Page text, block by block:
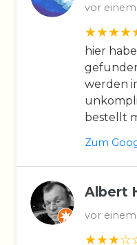
vor
hier
werden
bestellt
Zum
Albert
vor